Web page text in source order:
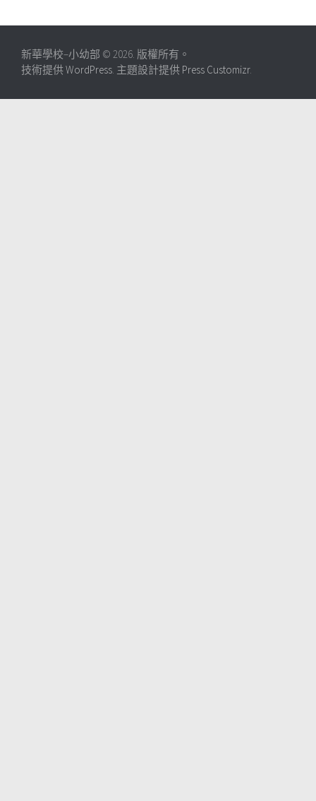
新華學校–小幼部 © 2026. 版權所有。
技術提供WordPress. 主題設計提供 Press Customizr.